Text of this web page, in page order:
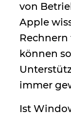
von
Apple
können
immer
Ist